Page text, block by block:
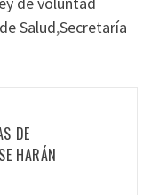
Salud,Secretaría
DE
HARÁN